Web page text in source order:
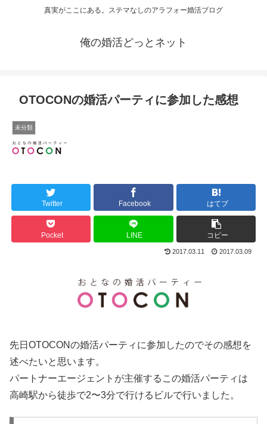
真実がここにある。ステマなしのアラフォー婚活ブログ
俺の婚活どっとネット
OTOCONの婚活パーティに参加した感想
未分類
Twitter Facebook はてブ
Pocket LINE コピー
2017.03.11 2017.03.09
先日OTOCONの婚活パーティに参加したのでその感想を
述べたいと思います。
パートナーエージェントが主催するこの婚活パーティは
高崎駅から徒歩で2〜3分で行けるビルで行いました。